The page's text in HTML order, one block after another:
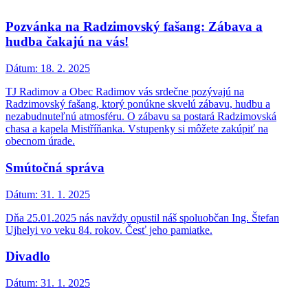
Pozvánka na Radzimovský fašang: Zábava a
hudba čakajú na vás!
Dátum: 18. 2. 2025
TJ Radimov a Obec Radimov vás srdečne pozývajú na
Radzimovský fašang, ktorý ponúkne skvelú zábavu, hudbu a
nezabudnuteľnú atmosféru. O zábavu sa postará Radzimovská
chasa a kapela Mistříňanka. Vstupenky si môžete zakúpiť na
obecnom úrade.
Smútočná správa
Dátum: 31. 1. 2025
Dňa 25.01.2025 nás navždy opustil náš spoluobčan Ing. Štefan
Ujhelyi vo veku 84. rokov. Česť jeho pamiatke.
Divadlo
Dátum: 31. 1. 2025